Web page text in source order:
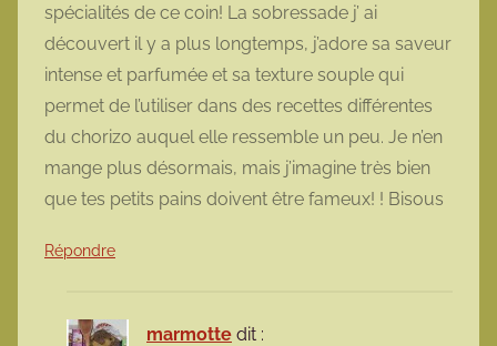
spécialités de ce coin! La sobressade j’ ai
découvert il y a plus longtemps, j’adore sa saveur
intense et parfumée et sa texture souple qui
permet de l’utiliser dans des recettes différentes
du chorizo auquel elle ressemble un peu. Je n’en
mange plus désormais, mais j’imagine très bien
que tes petits pains doivent être fameux! ! Bisous
Répondre
marmotte dit :